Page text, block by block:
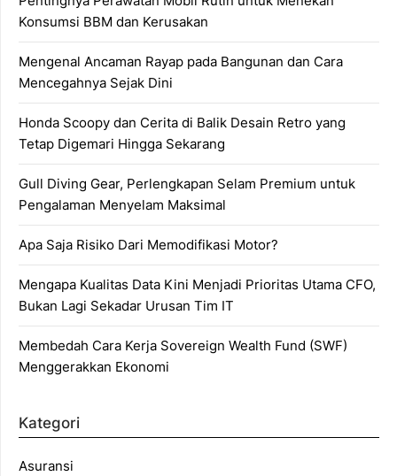
Konsumsi BBM dan Kerusakan
Mengenal Ancaman Rayap pada Bangunan dan Cara
Mencegahnya Sejak Dini
Honda Scoopy dan Cerita di Balik Desain Retro yang
Tetap Digemari Hingga Sekarang
Gull Diving Gear, Perlengkapan Selam Premium untuk
Pengalaman Menyelam Maksimal
Apa Saja Risiko Dari Memodifikasi Motor?
Mengapa Kualitas Data Kini Menjadi Prioritas Utama CFO,
Bukan Lagi Sekadar Urusan Tim IT
Membedah Cara Kerja Sovereign Wealth Fund (SWF)
Menggerakkan Ekonomi
Kategori
Asuransi